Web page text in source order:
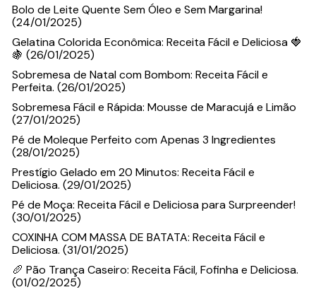
Bolo de Leite Quente Sem Óleo e Sem Margarina!
(24/01/2025)
Gelatina Colorida Econômica: Receita Fácil e Deliciosa 🍓
🍇 (26/01/2025)
Sobremesa de Natal com Bombom: Receita Fácil e
Perfeita. (26/01/2025)
Sobremesa Fácil e Rápida: Mousse de Maracujá e Limão
(27/01/2025)
Pé de Moleque Perfeito com Apenas 3 Ingredientes
(28/01/2025)
Prestígio Gelado em 20 Minutos: Receita Fácil e
Deliciosa. (29/01/2025)
Pé de Moça: Receita Fácil e Deliciosa para Surpreender!
(30/01/2025)
COXINHA COM MASSA DE BATATA: Receita Fácil e
Deliciosa. (31/01/2025)
🥖 Pão Trança Caseiro: Receita Fácil, Fofinha e Deliciosa.
(01/02/2025)